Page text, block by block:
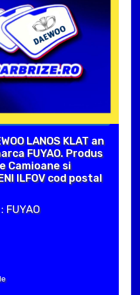
LANOS KLAT an
FUYAO. Produs
Camioane si
ILFOV cod postal
FUYAO